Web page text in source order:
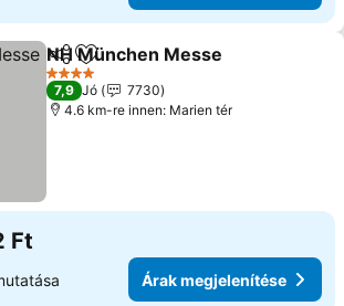
Megosztás
Hozzáadás a kedvencekhez
NH München Messe
4 Kategória
7,9 Jó
7730
4.6 km-re innen: Marien tér
Ft
Árak megjelenítése